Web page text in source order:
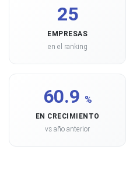
25
EMPRESAS
en el ranking
60.9 %
EN CRECIMIENTO
vs año anterior